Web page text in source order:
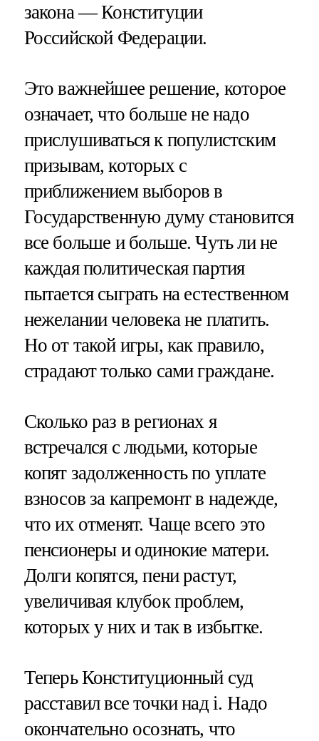
закона — Конституции
Российской Федерации.
Это важнейшее решение, которое
означает, что больше не надо
прислушиваться к популистским
призывам, которых с
приближением выборов в
Государственную думу становится
все больше и больше. Чуть ли не
каждая политическая партия
пытается сыграть на естественном
нежелании человека не платить.
Но от такой игры, как правило,
страдают только сами граждане.
Сколько раз в регионах я
встречался с людьми, которые
копят задолженность по уплате
взносов за капремонт в надежде,
что их отменят. Чаще всего это
пенсионеры и одинокие матери.
Долги копятся, пени растут,
увеличивая клубок проблем,
которых у них и так в избытке.
Теперь Конституционный суд
расставил все точки над i. Надо
окончательно осознать, что